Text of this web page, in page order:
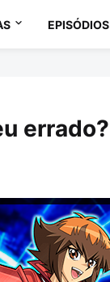
EPISÓDIOS
errado?